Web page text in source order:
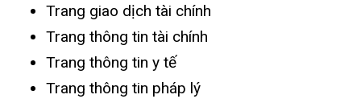
Trang giao dịch tài chính
Trang thông tin tài chính
Trang thông tin y tế
Trang thông tin pháp lý